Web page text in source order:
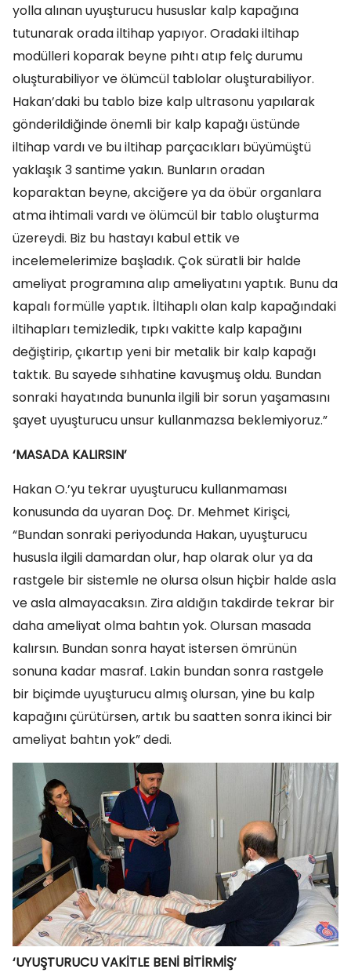
yolla alınan uyuşturucu hususlar kalp kapağına
tutunarak orada iltihap yapıyor. Oradaki iltihap
modülleri koparak beyne pıhtı atıp felç durumu
oluşturabiliyor ve ölümcül tablolar oluşturabiliyor.
Hakan’daki bu tablo bize kalp ultrasonu yapılarak
gönderildiğinde önemli bir kalp kapağı üstünde
iltihap vardı ve bu iltihap parçacıkları büyümüştü
yaklaşık 3 santime yakın. Bunların oradan
koparaktan beyne, akciğere ya da öbür organlara
atma ihtimali vardı ve ölümcül bir tablo oluşturma
üzereydi. Biz bu hastayı kabul ettik ve
incelemelerimize başladık. Çok süratli bir halde
ameliyat programına alıp ameliyatını yaptık. Bunu da
kapalı formülle yaptık. İltihaplı olan kalp kapağındaki
iltihapları temizledik, tıpkı vakitte kalp kapağını
değiştirip, çıkartıp yeni bir metalik bir kalp kapağı
taktık. Bu sayede sıhhatine kavuşmuş oldu. Bundan
sonraki hayatında bununla ilgili bir sorun yaşamasını
şayet uyuşturucu unsur kullanmazsa beklemiyoruz.”
‘MASADA KALIRSIN’
Hakan O.’yu tekrar uyuşturucu kullanmaması
konusunda da uyaran Doç. Dr. Mehmet Kirişci,
“Bundan sonraki periyodunda Hakan, uyuşturucu
hususla ilgili damardan olur, hap olarak olur ya da
rastgele bir sistemle ne olursa olsun hiçbir halde asla
ve asla almayacaksın. Zira aldığın takdirde tekrar bir
daha ameliyat olma bahtın yok. Olursan masada
kalırsın. Bundan sonra hayat istersen ömrünün
sonuna kadar masraf. Lakin bundan sonra rastgele
bir biçimde uyuşturucu almış olursan, yine bu kalp
kapağını çürütürsen, artık bu saatten sonra ikinci bir
ameliyat bahtın yok” dedi.
‘UYUŞTURUCU VAKİTLE BENİ BİTİRMİŞ’